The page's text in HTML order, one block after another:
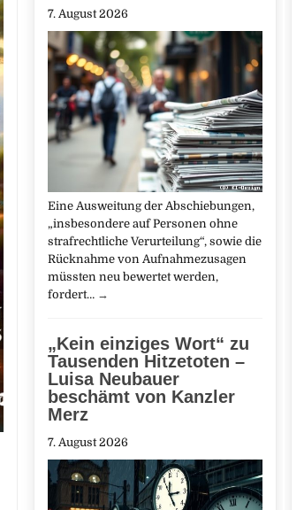
7. August 2026
Eine Ausweitung der Abschiebungen,
„insbesondere auf Personen ohne
strafrechtliche Verurteilung“, sowie die
Rücknahme von Aufnahmezusagen
müssten neu bewertet werden,
fordert… →
„Kein einziges Wort“ zu
Tausenden Hitzetoten –
Luisa Neubauer
beschämt von Kanzler
Merz
7. August 2026